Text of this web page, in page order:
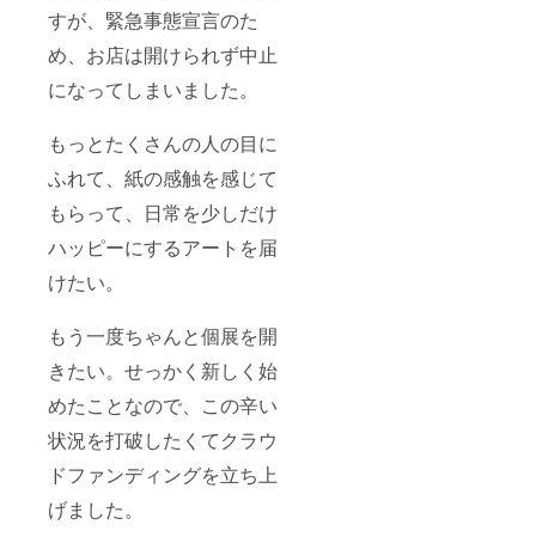
すが、緊急事態宣言のた
め、お店は開けられず中止
になってしまいました。
もっとたくさんの人の目に
ふれて、紙の感触を感じて
もらって、日常を少しだけ
ハッピーにするアートを届
けたい。
もう一度ちゃんと個展を開
きたい。せっかく新しく始
めたことなので、この辛い
状況を打破したくてクラウ
ドファンディングを立ち上
げました。